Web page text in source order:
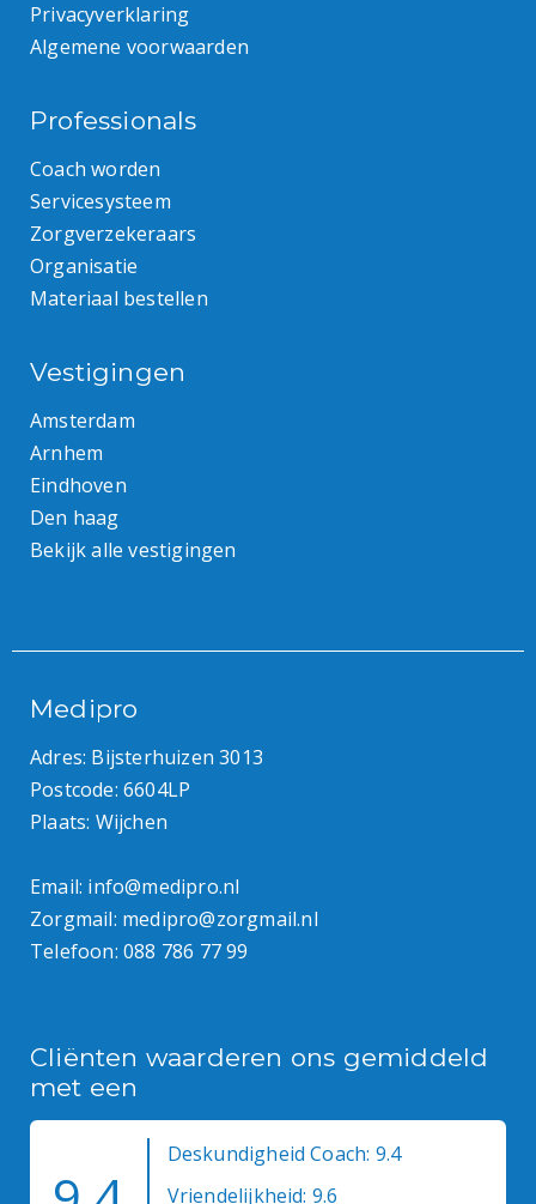
Privacyverklaring
Algemene voorwaarden
Professionals
Coach worden
Servicesysteem
Zorgverzekeraars
Organisatie
Materiaal bestellen
Vestigingen
Amsterdam
Arnhem
Eindhoven
Den haag
Bekijk alle vestigingen
Medipro
Adres: Bijsterhuizen 3013
Postcode: 6604LP
Plaats: Wijchen
Email: info@medipro.nl
Zorgmail: medipro@zorgmail.nl
Telefoon: 088 786 77 99
Cliënten waarderen ons gemiddeld
met een
Deskundigheid Coach: 9.4
Vriendelijkheid: 9.6